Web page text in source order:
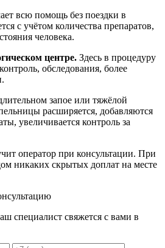
всю помощь без поездки в
с учётом количества препаратов,
человека.
центре. Здесь в процедуру
обследования, более
запое или тяжёлой
расширяется, добавляются
увеличивается контроль за
оператор при консультации. При
никаких скрытых доплат на месте
специалист свяжется с вами в